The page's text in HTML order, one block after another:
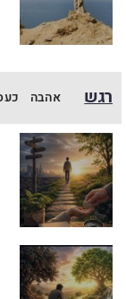
רגש אהבה